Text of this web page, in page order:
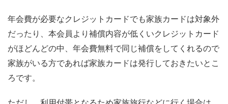
年会費が必要なクレジットカードでも家族カードは対象外
だったり、本会員より補償内容が低くいクレジットカード
がほどんどの中、年会費無料で同じ補償をしてくれるので
家族がいる方であれば家族カードは発行しておきたいとこ
ろです。